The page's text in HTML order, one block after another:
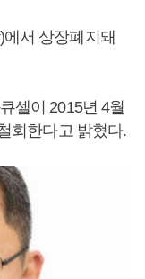
서 상장폐지돼
셀이 2015년 4월
회한다고 밝혔다.